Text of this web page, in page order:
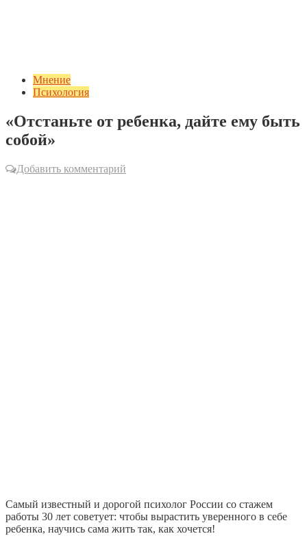
Мнение
Психология
«Отстаньте от ребенка, дайте ему быть
собой»
Добавить комментарий
Самый известный и дорогой психолог России со стажем
работы 30 лет советует: чтобы вырастить уверенного в себе
ребенка, научись сама жить так, как хочется!